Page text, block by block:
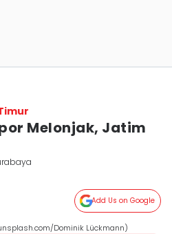
Melonjak, Jatim
Add Us on Google
Dominik Lückmann)